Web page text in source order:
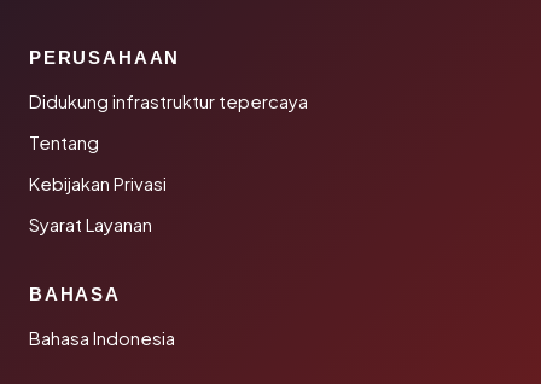
PERUSAHAAN
Didukung infrastruktur tepercaya
Tentang
Kebijakan Privasi
Syarat Layanan
BAHASA
Bahasa Indonesia